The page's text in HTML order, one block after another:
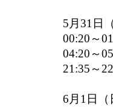
5月31日
00:20～
04:20～
21:35～
6月1日（